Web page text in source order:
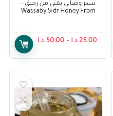
سدر وصابي يمني من رحيق –
Wassaby Sidr Honey From
25.00 د.ا –
50.00 د.ا